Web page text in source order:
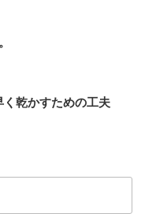
乾かすための工夫